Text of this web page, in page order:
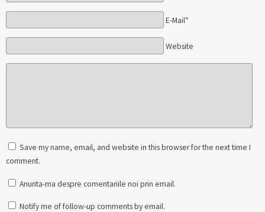
E-Mail*
Website
Save my name, email, and website in this browser for the next time I
comment.
Anunta-ma despre comentariile noi prin email.
Notify me of follow-up comments by email.